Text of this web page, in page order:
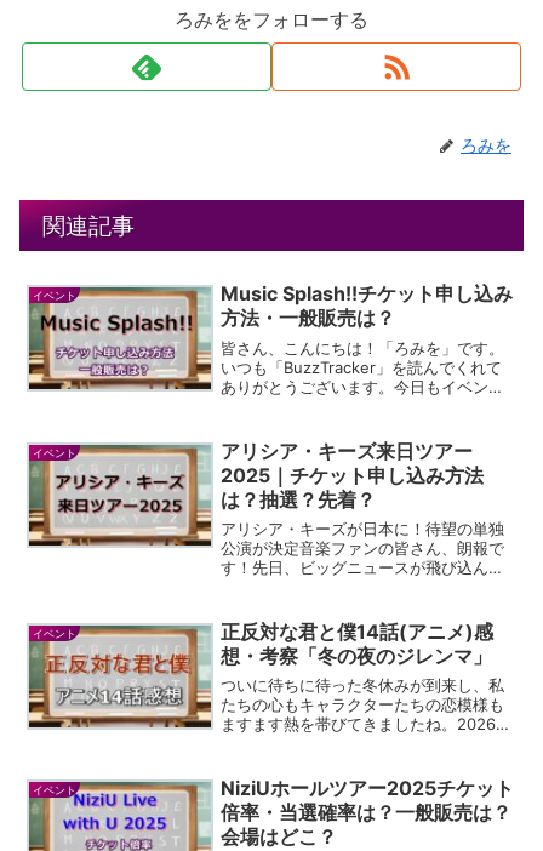
ろみををフォローする
ろみを
関連記事
イベント
Music Splash!!チケット申し込み
方法・一般販売は？
皆さん、こんにちは！「ろみを」です。
いつも「BuzzTracker」を読んでくれて
ありがとうございます。今日もイベント
最近発表されて、もう待ちきれないくら
いワクワクして...
イベント
アリシア・キーズ来日ツアー
2025｜チケット申し込み方法
は？抽選？先着？
アリシア・キーズが日本に！待望の単独
公演が決定音楽ファンの皆さん、朗報で
す！先日、ビッグニュースが飛び込んで
に日本で単独公演を行うことが発表され
たんです。この報せを聞...
イベント
正反対な君と僕14話(アニメ)感
想・考察「冬の夜のジレンマ」
ついに待ちに待った冬休みが到来し、私
たちの心もキャラクターたちの恋模様も
ますます熱を帯びてきましたね。2026年
ぱい時間に変えてくれています。今回の
第14話は、タイトル...
イベント
NiziUホールツアー2025チケット
倍率・当選確率は？一般販売は？
会場はどこ？